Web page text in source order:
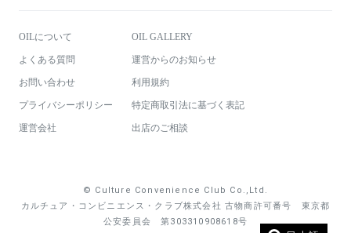
OILについて OIL GALLERY
よくある質問 運営からのお知らせ
お問い合わせ 利用規約
プライバシーポリシー 特定商取引法に基づく表記
運営会社 出店のご相談
© Culture Convenience Club Co.,Ltd.
カルチュア・コンビニエンス・クラブ株式会社 古物商許可番号 東京都
公安委員会 第303310908618号